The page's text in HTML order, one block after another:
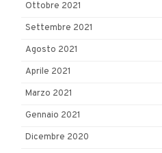
Ottobre 2021
Settembre 2021
Agosto 2021
Aprile 2021
Marzo 2021
Gennaio 2021
Dicembre 2020